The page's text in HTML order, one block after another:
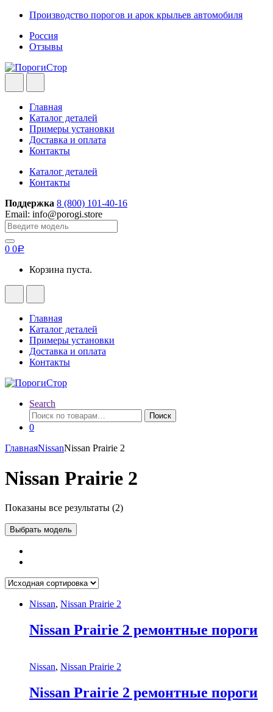
Skip
navigation
Skip
content
Производство порогов и арок крыльев автомобиля
Россия
Отзывы
Главная
Каталог деталей
Примеры установки
Доставка и оплата
Контакты
Каталог деталей
Контакты
Поддержка 8 (800) 101-40-16
Email: info@porogi.store
Search
for:
0 0Р
Корзина пуста.
Главная
Каталог деталей
Примеры установки
Доставка и оплата
Контакты
Search
Искать:
Поиск
0
ГлавнаяNissanNissan Prairie 2
Nissan Prairie 2
Показаны все результаты (2)
Выбрать модель
Nissan, Nissan Prairie 2
Nissan Prairie 2 ремонтные пороги
Nissan, Nissan Prairie 2
Nissan Prairie 2 ремонтные пороги